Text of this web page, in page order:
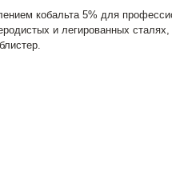
кобальта 5% для
и легированных